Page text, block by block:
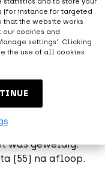
(for instance for targeted
that the website works
our cookies and
settings'. Clicking
the use of all cookies
– André
Dus bij
en
was geweldig.
(55) na afloop.